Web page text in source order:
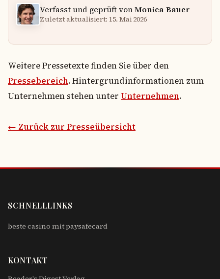
Verfasst und geprüft vonMonica Bauer
Zuletzt aktualisiert: 15. Mai 2026
Weitere Pressetexte finden Sie über den
Pressebereich. Hintergrundinformationen zum
Unternehmen stehen unter Unternehmen.
← Zurück zur Presseübersicht
SCHNELLLINKS
beste casino mit paysafecard
KONTAKT